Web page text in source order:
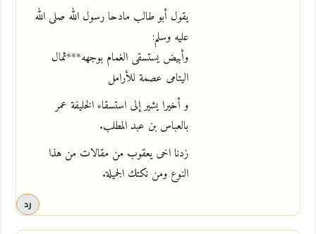
يقول أبو طالب مادحا رسول الله صلى الله
عليه وسلم:
وأبيض يستسقى الغمام بوجهه***ثمال
اليتامى عصمة للأرامل
و أخيرا يشير إلى استسقاء الخليفة عمر
بالعباس بن عبد المطلب.
زدنا اخى يعقوب من مقالات من هذا
النوع ومن نكتك الجميلة.
رد